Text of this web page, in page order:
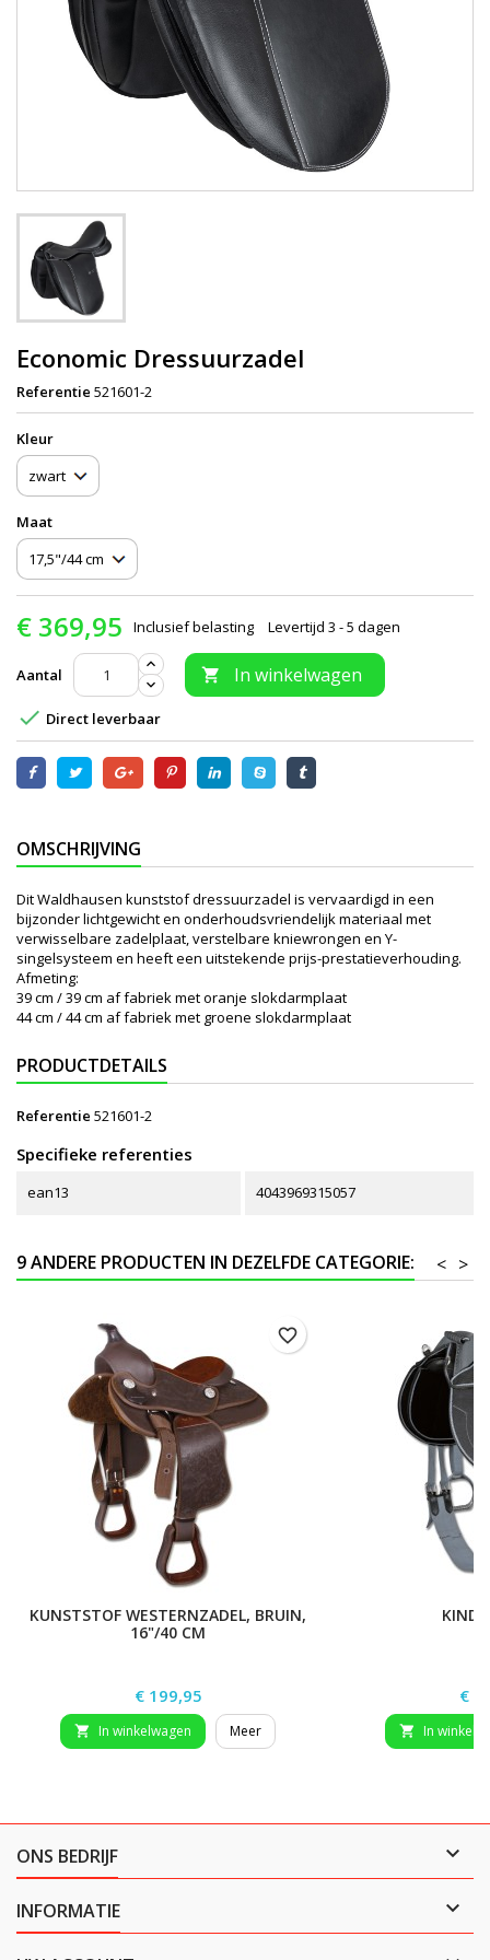
Economic Dressuurzadel
Referentie 521601-2
Kleur
Maat
€ 369,95 Inclusief belasting Levertijd 3 - 5 dagen
Aantal  In winkelwagen
 Direct leverbaar
OMSCHRIJVING
Dit Waldhausen kunststof dressuurzadel is vervaardigd in een
bijzonder lichtgewicht en onderhoudsvriendelijk materiaal met
verwisselbare zadelplaat, verstelbare kniewrongen en Y-
singelsysteem en heeft een uitstekende prijs-prestatieverhouding.
Afmeting:
39 cm / 39 cm af fabriek met oranje slokdarmplaat
44 cm / 44 cm af fabriek met groene slokdarmplaat
PRODUCTDETAILS
Referentie 521601-2
Specifieke referenties
ean13 4043969315057
9 ANDERE PRODUCTEN IN DEZELFDE CATEGORIE: >
<
KUNSTSTOF WESTERNZADEL, BRUIN,
16"/40 CM
Prijs
€ 199,95
 In winkelwagen Meer
favorite_border
€
 In
ONS BEDRIJF 
INFORMATIE 